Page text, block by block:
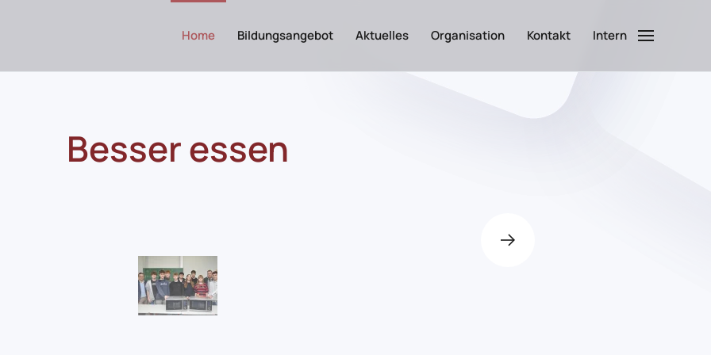
Home Bildungsangebot Aktuelles Organisation Kontakt Intern
Besser essen